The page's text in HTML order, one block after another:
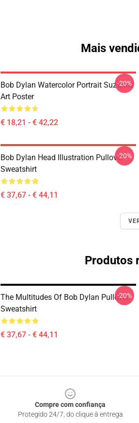
Mais
Bob Dylan Watercolor Portrait Suzanns
Art Poster
€ 18,21 - € 42,22
-20%
Bob Dylan Head Illustration Pullover
Sweatshirt
€ 37,67 - € 44,11
-20%
Produtos
The Multitudes Of Bob Dylan Pullover
Sweatshirt
€ 37,67 - € 44,11
-20%
Compre com confiança
Protegido 24/7, do clique à entrega